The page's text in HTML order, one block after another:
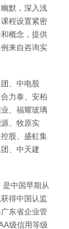
默，深入浅
程设置紧密
概念，提供
来自咨询实
、中电股
力泰、安柏
、福耀玻璃
、牧原实
股、盛虹集
、中天建
是中国早期从
得中国认监
东省企业管
级信用等级